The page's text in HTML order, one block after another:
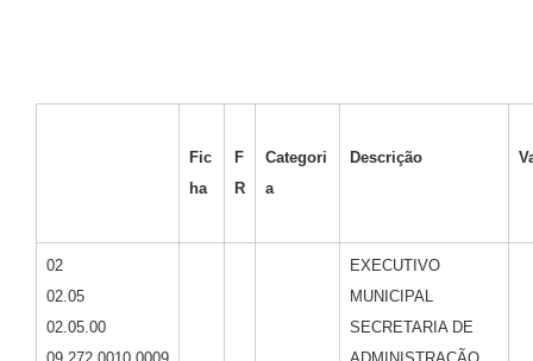
Fic
ha
F
R
Categori
a
Descrição
02
02.05
02.05.00
EXECUTIVO
MUNICIPAL
SECRETARIA DE